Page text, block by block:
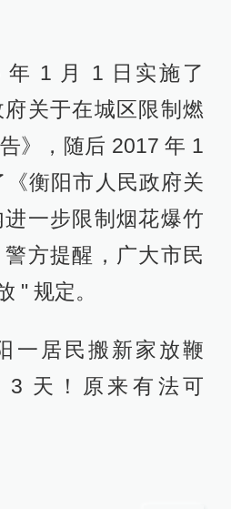
年 1 月 1 日实施了
府关于在城区限制燃
》，随后 2017 年 1
《衡阳市人民政府关
一步限制烟花爆竹
方提醒，广大市民
" 规定。
一居民搬新家放鞭
天！原来有法可